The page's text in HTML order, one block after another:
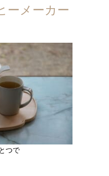
ーメーカー
つで